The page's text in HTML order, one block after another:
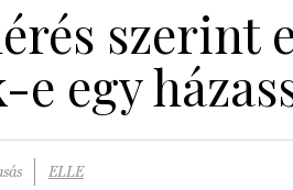
szerint
egy
ELLE